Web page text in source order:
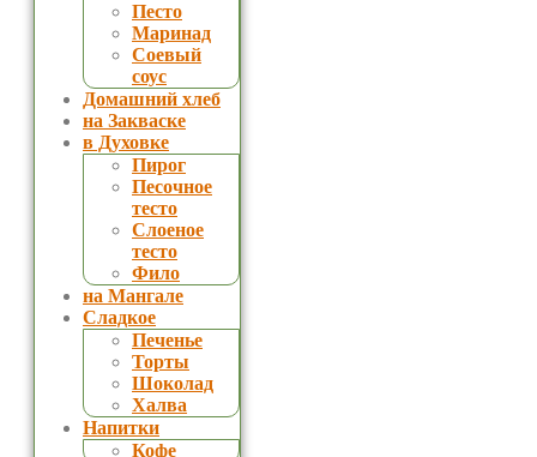
Песто
Маринад
Соевый
соус
Домашний хлеб
на Закваске
в Духовке
Пирог
Песочное
тесто
Слоеное
тесто
Фило
на Мангале
Сладкое
Печенье
Торты
Шоколад
Халва
Напитки
Кофе